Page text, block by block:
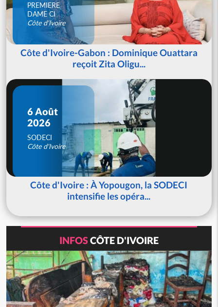
PREMIERE
DAME CI
Côte d'Ivoire
Côte d'Ivoire-Gabon : Dominique Ouattara
reçoit Zita Oligu...
6 Août
2026
SODECI
Côte d'Ivoire
Côte d'Ivoire : À Yopougon, la SODECI
intensifie les opéra...
INFOSCÔTE D'IVOIRE